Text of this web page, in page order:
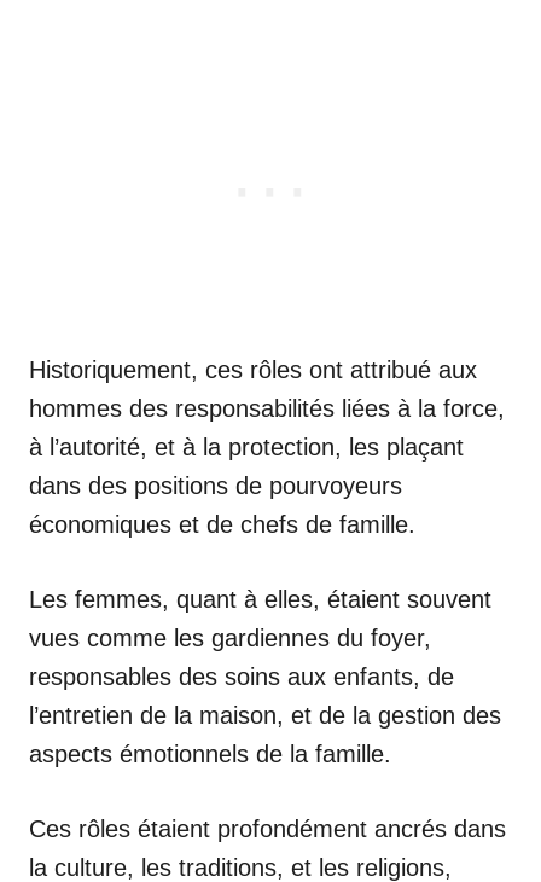
Historiquement, ces rôles ont attribué aux
hommes des responsabilités liées à la force,
à l’autorité, et à la protection, les plaçant
dans des positions de pourvoyeurs
économiques et de chefs de famille.
Les femmes, quant à elles, étaient souvent
vues comme les gardiennes du foyer,
responsables des soins aux enfants, de
l’entretien de la maison, et de la gestion des
aspects émotionnels de la famille.
Ces rôles étaient profondément ancrés dans
la culture, les traditions, et les religions,